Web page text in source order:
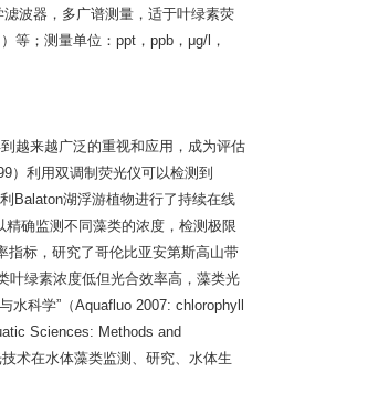
波器，多广谱测量，适于叶绿素荧
等；测量单位：ppt，ppb，μg/l，
越来越广泛的重视和应用，成为评估
）利用双调制荧光仪可以检测到
Balaton湖浮游植物进行了持续在线
确监测不同藻类的浓度，检测极限
指标，研究了哥伦比亚安第斯高山带
叶绿素浓度低但光合效率高，藻类光
科学”（Aquafluo 2007: chlorophyll
Sciences: Methods and
术在水体藻类监测、研究、水体生